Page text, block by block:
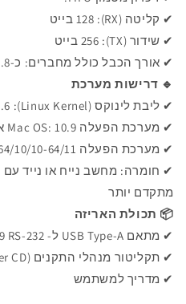
✔ קליטה (RX): 128 בייט
✔ שידור (TX): 256 בייט
✔ אורך הכבל כולל מחברים: כ-1.8 מטר
🔹 דרישות מערכת
✔ ליבת לינוקס (Linux Kernel): 2.6 או מתקדם יותר
✔ מערכת הפעלה Mac OS: 10.9 או מתקדם יותר
✔ מערכת הפעלה Windows: 7/7-64/8.1/8.1-64/10/10-64/11
מתקדם יותר
📦 תכולת האריזה
✔ מתאם USB Type-A ל- DB9 RS-232
✔ תקליטור מנהלי התקנים (Driver CD)
✔ מדריך למשתמש